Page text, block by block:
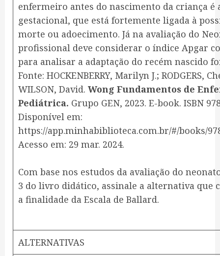
enfermeiro antes do nascimento da criança é
gestacional, que está fortemente ligada à
morte ou adoecimento. Já na avaliação do
profissional deve considerar o índice Apgar
para analisar a adaptação do recém nascido
Fonte: HOCKENBERRY, Marilyn J.; RODGERS,
WILSON, David. Wong Fundamentos de
Pediátrica. Grupo GEN, 2023. E-book. ISBN
Disponível em:
https://app.minhabiblioteca.com.br/#/books/
Acesso em: 29 mar. 2024.
Com base nos estudos da avaliação do
3 do livro didático, assinale a alternativa que
a finalidade da Escala de Ballard.
ALTERNATIVAS